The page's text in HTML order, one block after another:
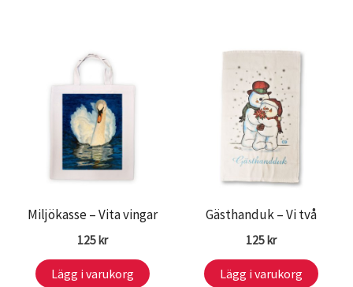
Miljökasse – Vita vingar
125kr
Lägg i varukorg
Gästhanduk – Vi två
125kr
Lägg i varukorg